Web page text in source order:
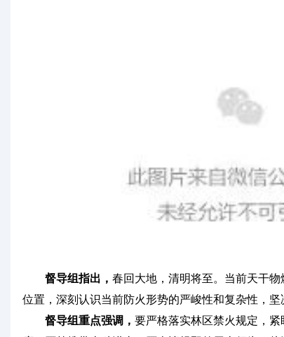
督导组指出， 春回大地，清明将至。当前天干
位置，深刻认识当前防火形势的严峻性和复杂性，
督导组重点强调， 要严格落实林区禁火规定，